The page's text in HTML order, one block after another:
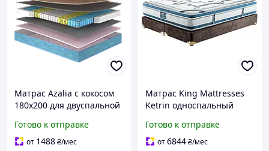
Матрас Azalia с кокосом
180x200 для двуспальной
пружинами для
комфортного сна
Готово к отправке
от 1488₴/мес
Матрас King Mattresses
Ketrin односпальный
независимыми
пружинами и эффектом
Готово к отправке
от6844₴/мес